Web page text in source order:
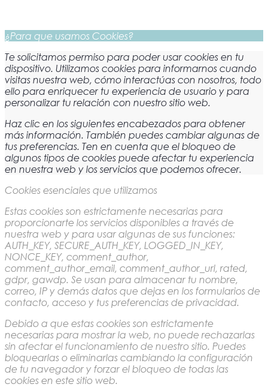
¿Para que usamos Cookies?
Te solicitamos permiso para poder usar cookies en tu
dispositivo. Utilizamos cookies para informarnos cuando
visitas nuestra web, cómo interactúas con nosotros, todo
ello para enriquecer tu experiencia de usuario y para
personalizar tu relación con nuestro sitio web.
Haz clic en los siguientes encabezados para obtener
más información. También puedes cambiar algunas de
tus preferencias. Ten en cuenta que el bloqueo de
algunos tipos de cookies puede afectar tu experiencia
en nuestra web y los servicios que podemos ofrecer.
Cookies esenciales que utilizamos
Estas cookies son estrictamente necesarias para
proporcionarte los servicios disponibles a través de
nuestra web y para usar algunas de sus funciones:
AUTH_KEY, SECURE_AUTH_KEY, LOGGED_IN_KEY,
NONCE_KEY, comment_author,
comment_author_email, comment_author_url, rated,
gdpr, gawdp. Se usan para almacenar tu nombre,
correo, IP y demás datos que dejas en los formularios de
contacto, acceso y tus preferencias de privacidad.
Debido a que estas cookies son estrictamente
necesarias para mostrar la web, no puede rechazarlas
sin afectar el funcionamiento de nuestro sitio. Puedes
bloquearlas o eliminarlas cambiando la configuración
de tu navegador y forzar el bloqueo de todas las
cookies en este sitio web.